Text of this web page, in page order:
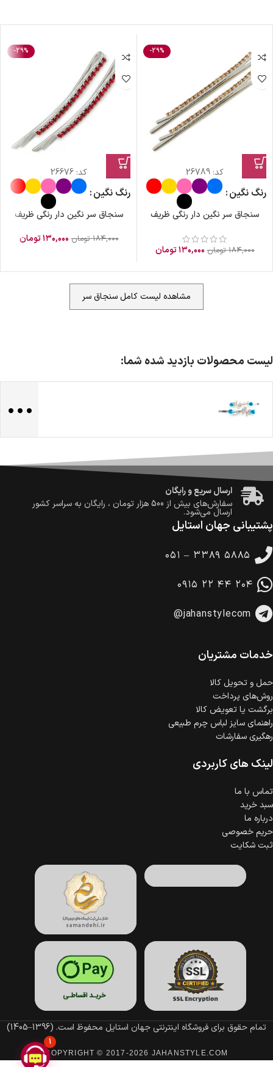
-29%
کد: 26789
رنگ نگین
سنجاق سر نگین دار رنگی ظریف
۱۸۴,۰۰۰ تومان ۱۳۰,۰۰۰تومان
-29%
کد: 26676
رنگ نگین
سنجاق سر نگین دار رنگی ظریف
۱۸۴,۰۰۰ تومان ۱۳۰,۰۰۰تومان
مشاهده لیست کامل سنجاق سر
لیست محصولات بازدید شده شما:
...
ضمانت اصالت کالا
گارانتی معتبر برای تمامی محصولات ارائه می‌شود.
ارسال سریع و رایگان
سفارش‌های بیش از 500 هزار تومان ، رایگان به سراسر کشور
ارسال می‌شود.
ضمانت بازگشت کالا
در هنگام خرید محصول، امکان انتخاب پرداخت در محل
وجود دارد.
خرید اقساطی با شرایط آسان و بدون ضامن امکان‌پذیر
است.
گارانتی معتبر برای تمامی محصولات ارائه می‌شود.
پشتیبانی جهان استایل
۰۵۱ – ۳۳۸۹ ۵۸۸۵
۰۹۱۵ ۲۲ ۴۴ ۲۰۴
@jahanstylecom
خدمات مشتریان
حمل‌ و تحویل کالا
روش‌های پرداخت
برگشت یا تعویض کالا
راهنمای سایز لباس چرم طبیعی
رهگیری سفارشات
لینک های کاربردی
تماس با ما
سبد خرید
درباره ما
حریم خصوصی
ثبت شکایت
تمام حقوق برای فروشگاه اینترنتی جهان استایل محفوظ است. (1396–1405)
COPYRIGHT © 2017-2026 JAHANSTYLE.COM
1